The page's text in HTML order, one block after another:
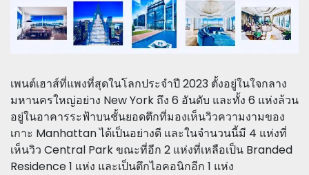
เพนต์เฮาส์ที่แพงที่สุดในโลกประจำปี 2023 ตั้งอยู่ในใจกลาง
มหานครใหญ่อย่าง New York ถึง 6 อันดับ และทั้ง 6 แห่งล้วน
อยู่ในอาคารระฟ้าบนชั้นยอดตึกที่มองเห็นวิวความงามของ
เกาะ Manhattan ได้เป็นอย่างดี และในจำนวนนี้มี 4 แห่งที่
เห็นวิว Central Park ขณะที่อีก 2 แห่งที่เหลือเป็น Branded
Residence 1 แห่ง และเป็นตึกไอคอนิกอีก 1 แห่ง